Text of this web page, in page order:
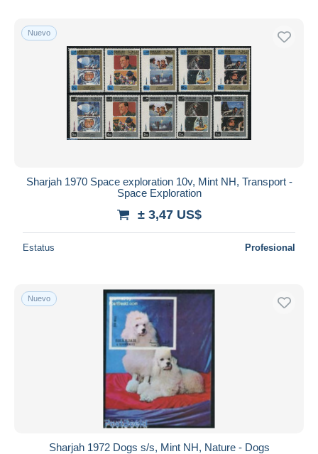
Nuevo
Sharjah 1970 Space exploration 10v, Mint NH, Transport -
Space Exploration
± 3,47 US$
Estatus Profesional
Nuevo
Sharjah 1972 Dogs s/s, Mint NH, Nature - Dogs